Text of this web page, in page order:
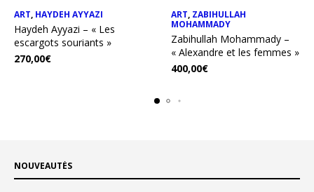
ART, HAYDEH AYYAZI
Haydeh Ayyazi – « Les
escargots souriants »
270,00€
ART, ZABIHULLAH
MOHAMMADY
Zabihullah Mohammady –
« Alexandre et les femmes »
400,00€
NOUVEAUTÉS